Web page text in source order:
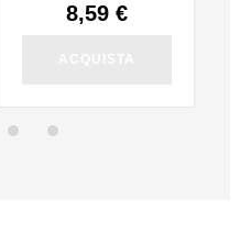
8,59 €